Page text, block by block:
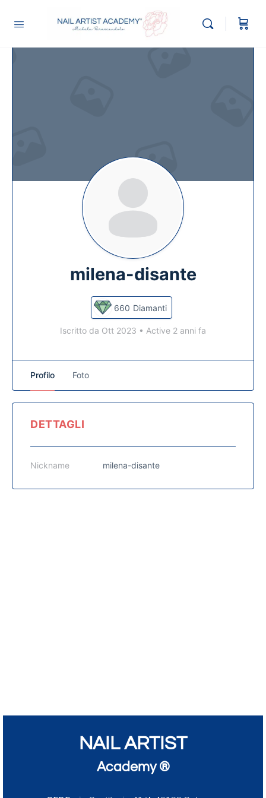
milena-disante
660 Diamanti
Iscritto da Ott 2023 • Active 2 anni fa
Profilo Foto
DETTAGLI
Nickname milena-disante
NAIL ARTIST
Academy ®